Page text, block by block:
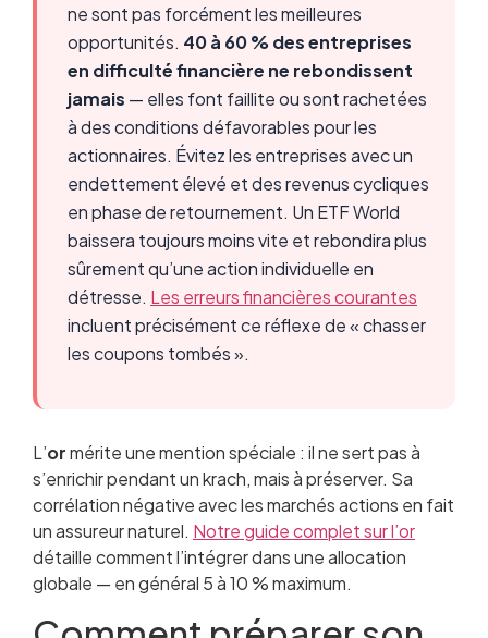
ne sont pas forcément les meilleures
opportunités. 40 à 60 % des entreprises
en difficulté financière ne rebondissent
jamais — elles font faillite ou sont rachetées
à des conditions défavorables pour les
actionnaires. Évitez les entreprises avec un
endettement élevé et des revenus cycliques
en phase de retournement. Un ETF World
baissera toujours moins vite et rebondira plus
sûrement qu’une action individuelle en
détresse. Les erreurs financières courantes
incluent précisément ce réflexe de « chasser
les coupons tombés ».
L’ormérite une mention spéciale : il ne sert pas à
s’enrichir pendant un krach, mais à préserver. Sa
corrélation négative avec les marchés actions en fait
un assureur naturel. Notre guide complet sur l’or
détaille comment l’intégrer dans une allocation
globale — en général 5 à 10 % maximum.